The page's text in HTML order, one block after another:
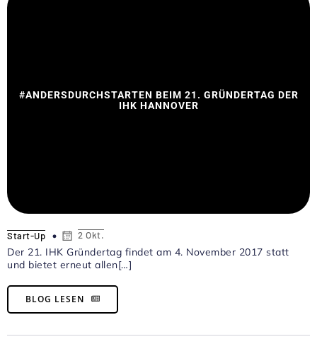
#ANDERSDURCHSTARTEN BEIM 21. GRÜNDERTAG DER
IHK HANNOVER
Start-Up 2 Okt.
Der 21. IHK Gründertag findet am 4. November 2017 statt
und bietet erneut allen[…]
BLOG LESEN